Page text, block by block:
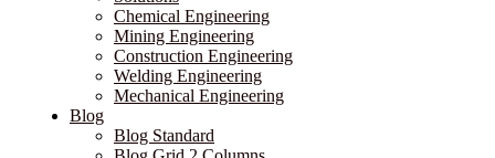
Chemical Engineering
Mining Engineering
Construction Engineering
Welding Engineering
Mechanical Engineering
Blog
Blog Standard